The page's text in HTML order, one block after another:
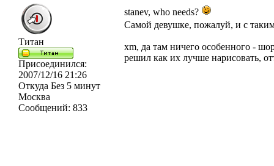
Титан
Присоединился:
2007/12/16 21:26
Откуда Без 5 минут
Москва
Сообщений: 833
stanev, who needs?
Самой девушке, пожалуй, и с
xm, да там ничего особенного -
решил как их лучше нарисовать,